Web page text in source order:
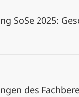
SoSe 2025:
des